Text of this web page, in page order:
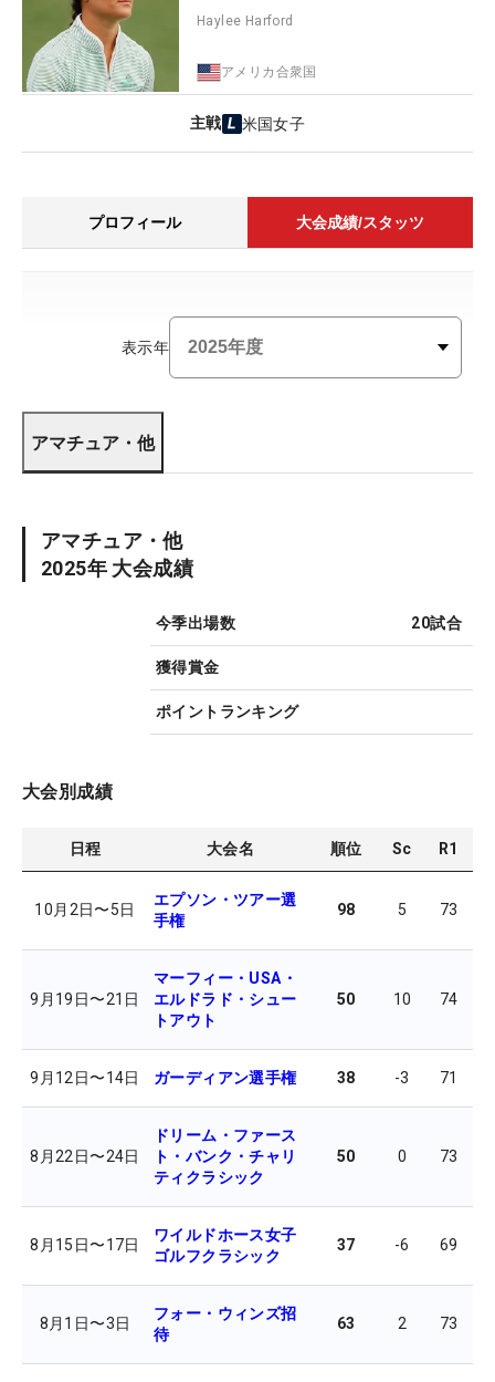
Haylee Harford
アメリカ合衆国
主戦 米国女子
プロフィール 大会成績/スタッツ
表示年
アマチュア・他
アマチュア・他
2025年 大会成績
今季出場数 20試合
獲得賞金
ポイントランキング
大会別成績
日程 大会名 順位 Sc R1
10月2日〜5日
エプソン・ツアー選
手権
98 5 73
9月19日〜21日
マーフィー・USA・
エルドラド・シュー
トアウト
50 10 74
9月12日〜14日 ガーディアン選手権 38 -3 71
8月22日〜24日
ドリーム・ファース
ト・バンク・チャリ
ティクラシック
50 0 73
8月15日〜17日
ワイルドホース女子
ゴルフクラシック
37 -6 69
8月1日〜3日
フォー・ウィンズ招
待
63 2 73